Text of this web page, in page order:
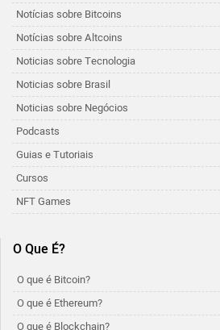
Notícias sobre Bitcoins
Notícias sobre Altcoins
Noticias sobre Tecnologia
Noticias sobre Brasil
Noticias sobre Negócios
Podcasts
Guias e Tutoriais
Cursos
NFT Games
O Que É?
O que é Bitcoin?
O que é Ethereum?
O que é Blockchain?